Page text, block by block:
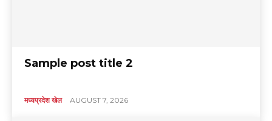
Sample post title 2
मध्यप्रदेश खेल AUGUST 7, 2026